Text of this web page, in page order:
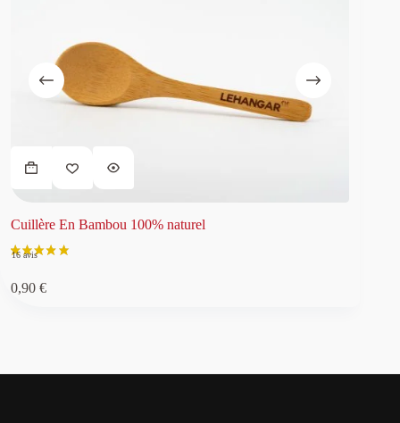
Cuillère En Bambou 100% naturel
0,90 €